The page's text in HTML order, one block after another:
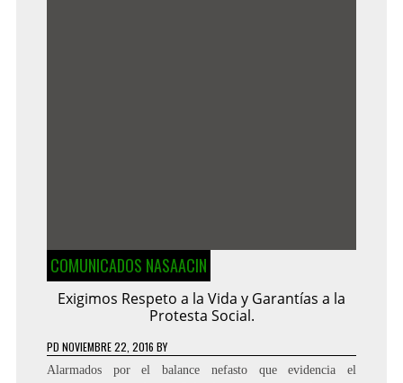
COMUNICADOS NASAACIN
Exigimos Respeto a la Vida y Garantías a la
Protesta Social.
PD NOVIEMBRE 22, 2016 BY
Alarmados por el balance nefasto que evidencia el